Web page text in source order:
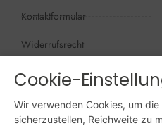
Kontaktformular
Widerrufsrecht
Wir sind persönlich, für Sie
Mo - Do: 09:00 - 16:00 Uhr
Cookie-
Wir verwenden Cookies, um
sicherzustellen, Reichweite zu